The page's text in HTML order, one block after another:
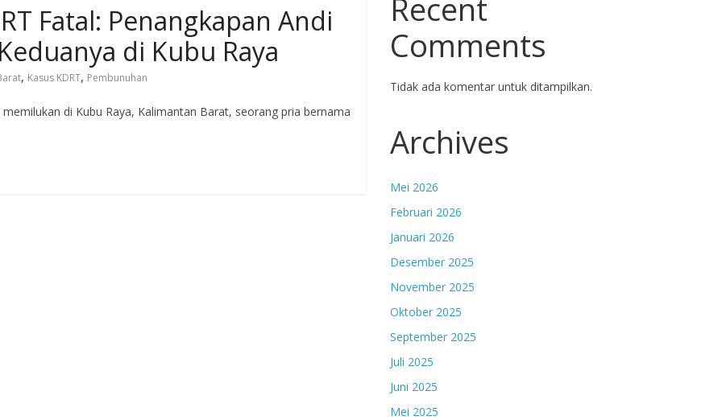
Fatal: Penangkapan Andi
di Kubu Raya
, Kasus KDRT, Pembunuhan
di Kubu Raya, Kalimantan Barat, seorang pria bernama
Recent
Comments
Tidak ada komentar untuk ditampilkan.
Archives
Mei 2026
Februari 2026
Januari 2026
Desember 2025
November 2025
Oktober 2025
September 2025
Juli 2025
Juni 2025
Mei 2025